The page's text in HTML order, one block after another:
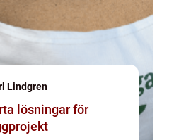
Lindgren
lösningar för